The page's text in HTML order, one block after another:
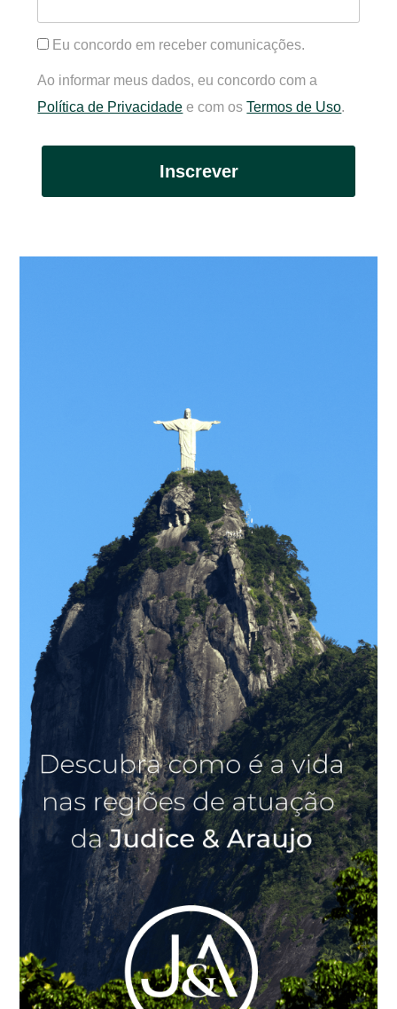
Eu concordo em receber comunicações.
Ao informar meus dados, eu concordo com a
Política de Privacidade e com osTermos de Uso.
Inscrever